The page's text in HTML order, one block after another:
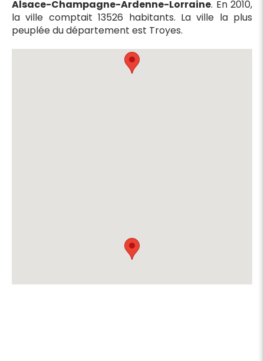
Alsace-Champagne-Ardenne-Lorraine. En 2010,
la ville comptait 13526 habitants. La ville la plus
peuplée du département est Troyes.